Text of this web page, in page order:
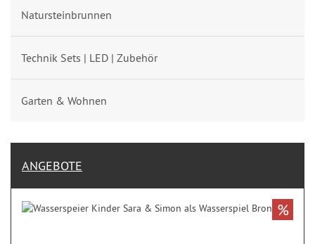
Natursteinbrunnen
Technik Sets | LED | Zubehör
Garten & Wohnen
ANGEBOTE
%